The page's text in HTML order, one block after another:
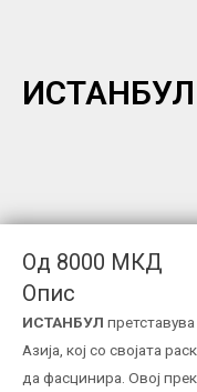
ИСТАНБУЛ
Од 8000 МКД
Опис
ИСТАНБУЛ
Азија, кој со својата
да фасцинира. Овој